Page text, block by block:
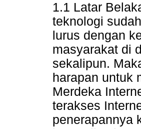
1.1 Latar
teknologi
lurus dengan
masyarakat di
sekalipun.
harapan untuk
Merdeka
terakses
penerapannya